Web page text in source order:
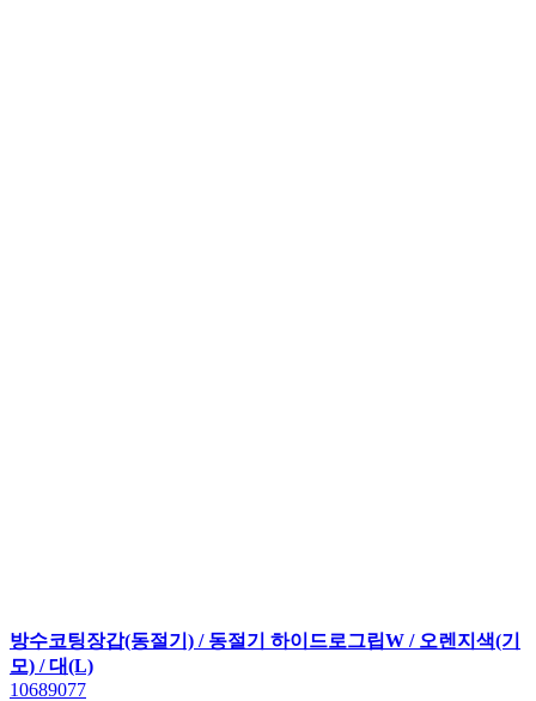
방수코팅장갑(동절기) / 동절기 하이드로그립W / 오렌지색(기
모) / 대(L)
10689077